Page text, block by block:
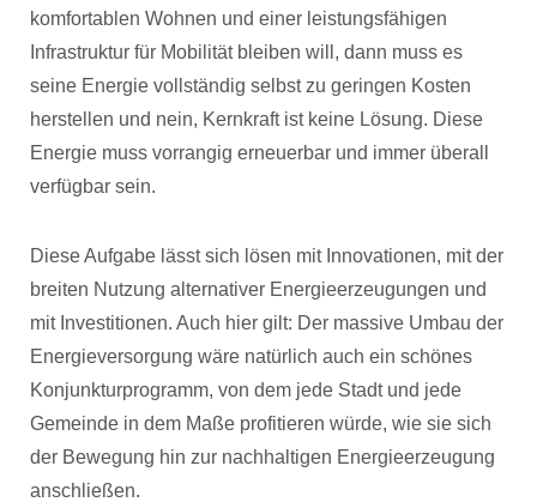
komfortablen Wohnen und einer leistungsfähigen
Infrastruktur für Mobilität bleiben will, dann muss es
seine Energie vollständig selbst zu geringen Kosten
herstellen und nein, Kernkraft ist keine Lösung. Diese
Energie muss vorrangig erneuerbar und immer überall
verfügbar sein.
Diese Aufgabe lässt sich lösen mit Innovationen, mit der
breiten Nutzung alternativer Energieerzeugungen und
mit Investitionen. Auch hier gilt: Der massive Umbau der
Energieversorgung wäre natürlich auch ein schönes
Konjunkturprogramm, von dem jede Stadt und jede
Gemeinde in dem Maße profitieren würde, wie sie sich
der Bewegung hin zur nachhaltigen Energieerzeugung
anschließen.